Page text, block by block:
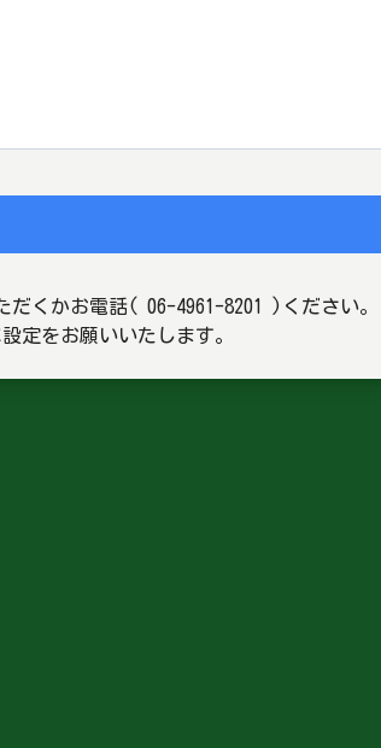
くかお電話( 06-4961-8201 )ください。
定をお願いいたします。